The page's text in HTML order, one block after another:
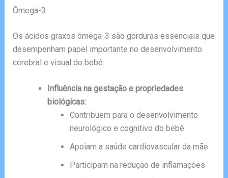
Ômega-3
Os ácidos graxos ômega-3 são gorduras essenciais que
desempenham papel importante no desenvolvimento
cerebral e visual do bebê.
Influência na gestação e propriedades
biológicas:
Contribuem para o desenvolvimento
neurológico e cognitivo do bebê
Apoiam a saúde cardiovascular da mãe
Participam na redução de inflamações